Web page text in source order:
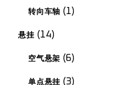
品
转向车轴 11
种
悬挂 1414
款
品
空气悬架 66
款
单点悬挂 33